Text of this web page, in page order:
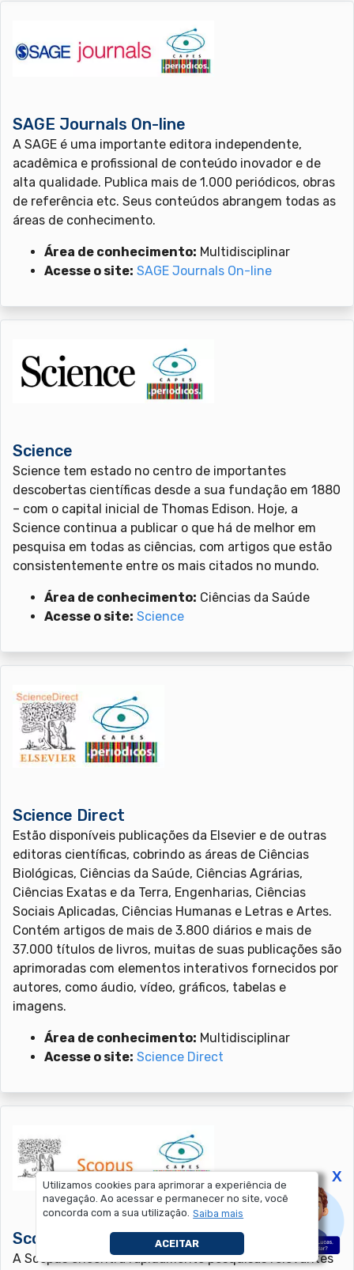
Utilizamos cookies para aprimorar a experiência de
navegação. Ao acessar e permanecer no site, você
concorda com a sua utilização. Saiba mais
ACEITAR
SAGE Journals On-line
A SAGE é uma importante editora independente,
acadêmica e profissional de conteúdo inovador e de
alta qualidade. Publica mais de 1.000 periódicos, obras
de referência etc. Seus conteúdos abrangem todas as
áreas de conhecimento.
Área de conhecimento: Multidisciplinar
Acesse o site: SAGE Journals On-line
Science
Science tem estado no centro de importantes
descobertas científicas desde a sua fundação em 1880
– com o capital inicial de Thomas Edison. Hoje, a
Science continua a publicar o que há de melhor em
pesquisa em todas as ciências, com artigos que estão
consistentemente entre os mais citados no mundo.
Área de conhecimento: Ciências da Saúde
Acesse o site: Science
Science Direct
Estão disponíveis publicações da Elsevier e de outras
editoras científicas, cobrindo as áreas de Ciências
Biológicas, Ciências da Saúde, Ciências Agrárias,
Ciências Exatas e da Terra, Engenharias, Ciências
Sociais Aplicadas, Ciências Humanas e Letras e Artes.
Contém artigos de mais de 3.800 diários e mais de
37.000 títulos de livros, muitas de suas publicações são
aprimoradas com elementos interativos fornecidos por
autores, como áudio, vídeo, gráficos, tabelas e
imagens.
Área de conhecimento: Multidisciplinar
Acesse o site: Science Direct
Scopus
A Scopus encontra rapidamente pesquisas relevantes
X